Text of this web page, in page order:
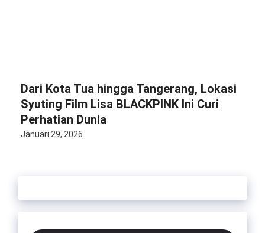
Dari Kota Tua hingga Tangerang, Lokasi
Syuting Film Lisa BLACKPINK Ini Curi
Perhatian Dunia
Januari 29, 2026